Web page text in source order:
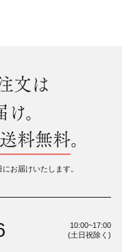
文は
。
送料無料。
お届けいたします。
10:00~17:00
(土日祝除く)